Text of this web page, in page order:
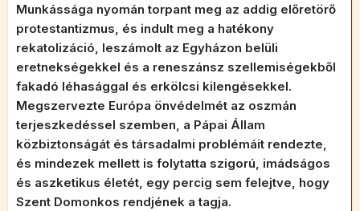
Munkássága nyomán torpant meg az addig előretörő
protestantizmus, és indult meg a hatékony
rekatolizáció, leszámolt az Egyházon belüli
eretnekségekkel és a reneszánsz szellemiségekből
fakadó léhasággal és erkölcsi kilengésekkel.
Megszervezte Európa önvédelmét az oszmán
terjeszkedéssel szemben, a Pápai Állam
közbiztonságát és társadalmi problémáit rendezte,
és mindezek mellett is folytatta szigorú, imádságos
és aszketikus életét, egy percig sem felejtve, hogy
Szent Domonkos rendjének a tagja.